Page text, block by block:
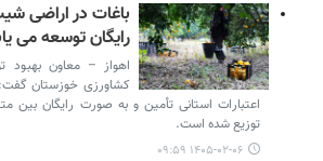
باغات در اراضی
رایگان توسعه می
اهواز – معاون بهبود
اعتبارات استانی تأمین و به صورت رایگان بین
توزیع شده است.
۱۴۰۵-۰۲-۰۶ ۰۹:۵۹